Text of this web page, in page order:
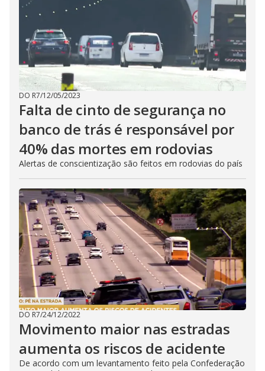
DO R7/12/05/2023
Falta de cinto de segurança no
banco de trás é responsável por
40% das mortes em rodovias
Alertas de conscientização são feitos em rodovias do país
DO R7/24/12/2022
Movimento maior nas estradas
aumenta os riscos de acidente
De acordo com um levantamento feito pela Confederação